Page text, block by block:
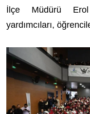
İlçe Müdürü
yardımcıları,